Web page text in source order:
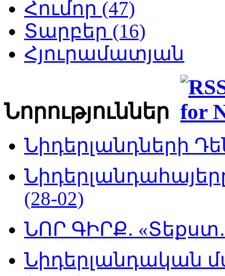
Հումոր (47)
Տարբեր (16)
Հյուրամատյան
Նորություններ
Նիդերլանդների
(28-02)
ՆՈՐ ԳԻՐՔ.
Նիդերլանդական